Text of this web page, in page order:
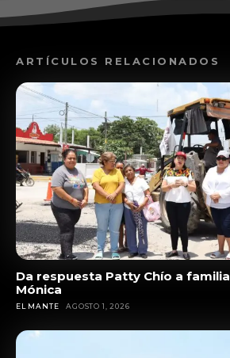
ARTÍCULOS RELACIONADOS
Da respuesta Patty Chío a
Mónica
EL MANTE AGOSTO 1, 2026